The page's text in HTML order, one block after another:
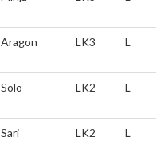
Aragon LK3 L
Solo LK2 L
Sari LK2 L